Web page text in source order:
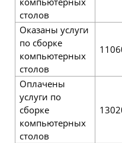
столов
Оказаны услуги
по сборке
компьютерных
столов
Оплачены
услуги по
сборке
компьютерных
столов